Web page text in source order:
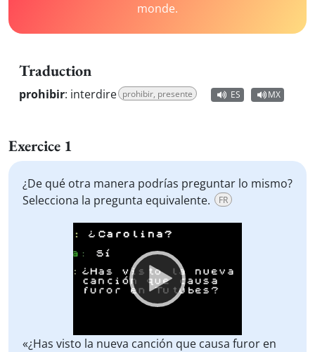
monde.
Traduction
prohibir: interdire prohibir, presente ES MX
Exercice 1
¿De qué otra manera podrías preguntar lo mismo?
Selecciona la pregunta equivalente.
FR
Video
Player
«¿Has visto la nueva canción que causa furor en